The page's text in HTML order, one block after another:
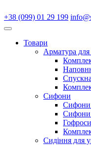
+38 (099) 01 29 199
Товари
Арматура для
Сифони
Сифони
Сифони
Сидіння для